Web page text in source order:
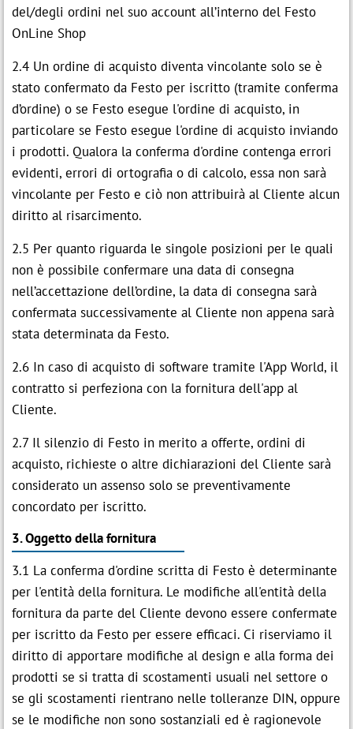
del/degli ordini nel suo account all’interno del Festo
OnLine Shop
2.4 Un ordine di acquisto diventa vincolante solo se è
stato confermato da Festo per iscritto (tramite conferma
d’ordine) o se Festo esegue l'ordine di acquisto, in
particolare se Festo esegue l'ordine di acquisto inviando
i prodotti. Qualora la conferma d'ordine contenga errori
evidenti, errori di ortografia o di calcolo, essa non sarà
vincolante per Festo e ciò non attribuirà al Cliente alcun
diritto al risarcimento.
2.5 Per quanto riguarda le singole posizioni per le quali
non è possibile confermare una data di consegna
nell’accettazione dell’ordine, la data di consegna sarà
confermata successivamente al Cliente non appena sarà
stata determinata da Festo.
2.6 In caso di acquisto di software tramite l'App World, il
contratto si perfeziona con la fornitura dell'app al
Cliente.
2.7 Il silenzio di Festo in merito a offerte, ordini di
acquisto, richieste o altre dichiarazioni del Cliente sarà
considerato un assenso solo se preventivamente
concordato per iscritto.
3. Oggetto della fornitura
3.1 La conferma d'ordine scritta di Festo è determinante
per l'entità della fornitura. Le modifiche all'entità della
fornitura da parte del Cliente devono essere confermate
per iscritto da Festo per essere efficaci. Ci riserviamo il
diritto di apportare modifiche al design e alla forma dei
prodotti se si tratta di scostamenti usuali nel settore o
se gli scostamenti rientrano nelle tolleranze DIN, oppure
se le modifiche non sono sostanziali ed è ragionevole